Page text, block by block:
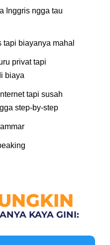
Inggris ngga tau
tapi biayanya mahal
privat tapi
biaya
tapi susah
step-by-step
KAYA GINI: